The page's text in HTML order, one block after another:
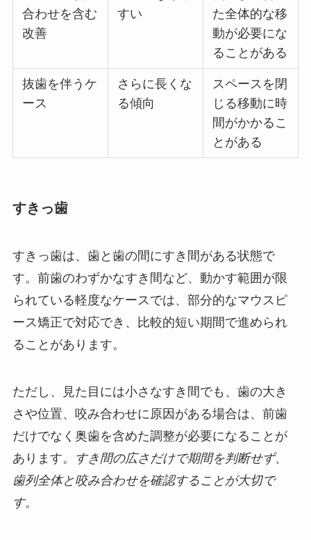
合わせを含む
改善
すい
た全体的な移
動が必要にな
ることがある
抜歯を伴うケ
ース
さらに長くな
る傾向
スペースを閉
じる移動に時
間がかかるこ
とがある
すきっ歯
すきっ歯は、歯と歯の間にすき間がある状態で
す。前歯のわずかなすき間など、動かす範囲が限
られている軽度なケースでは、部分的なマウスピ
ース矯正で対応でき、比較的短い期間で進められ
ることがあります。
ただし、見た目には小さなすき間でも、歯の大き
さや位置、咬み合わせに原因がある場合は、前歯
だけでなく奥歯を含めた調整が必要になることが
あります。
すき間の広さだけで期間を判断せず、
歯列全体と咬み合わせを確認することが大切で
す。